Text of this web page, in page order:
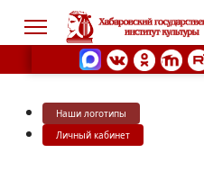
Наши логотипы
Личный кабинет